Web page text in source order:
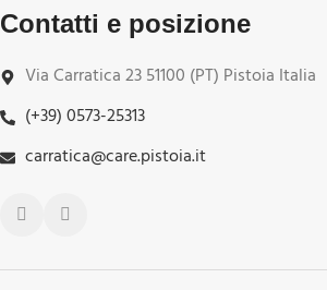
Contatti e posizione
Via Carratica 23 51100 (PT) Pistoia Italia
(+39) 0573-25313
carratica@care.pistoia.it